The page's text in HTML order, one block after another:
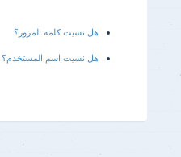
هل نسيت كلمة المرور؟
هل نسيت اسم المستخدم؟